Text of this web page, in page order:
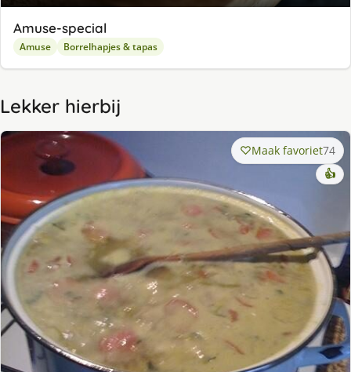
Amuse-special
Amuse Borrelhapjes & tapas
Lekker hierbij
Maak favoriet74
👍